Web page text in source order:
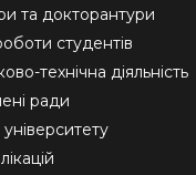
та докторантури
студентів
технічна діяльність
ради